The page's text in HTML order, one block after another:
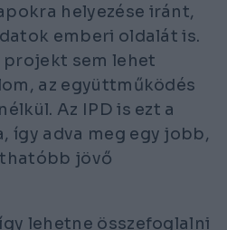
helyezése iránt,
emberi oldalát is.
sem lehet
az együttműködés
Az IPD is ezt a
így adva meg egy jobb,
jövő
lehetne összefoglalni